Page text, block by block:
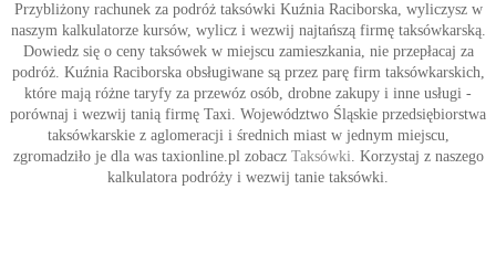
Przybliżony rachunek za podróż taksówki Kuźnia Raciborska, wyliczysz w
naszym kalkulatorze kursów, wylicz i wezwij najtańszą firmę taksówkarską.
Dowiedz się o ceny taksówek w miejscu zamieszkania, nie przepłacaj za
podróż. Kuźnia Raciborska obsługiwane są przez parę firm taksówkarskich,
które mają różne taryfy za przewóz osób, drobne zakupy i inne usługi -
porównaj i wezwij tanią firmę Taxi. Województwo Śląskie przedsiębiorstwa
taksówkarskie z aglomeracji i średnich miast w jednym miejscu,
zgromadziło je dla was taxionline.pl zobacz Taksówki. Korzystaj z naszego
kalkulatora podróży i wezwij tanie taksówki.